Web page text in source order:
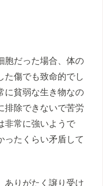
胞だった場合、体の
た傷でも致命的でし
に貧弱な生き物なの
除できないで苦労
非常に強いようで
ったくらい矛盾して
ありがたく譲り受け